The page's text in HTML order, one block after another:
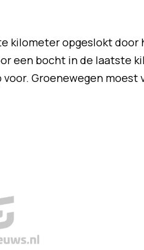
kilometer opgeslokt
een bocht in de laatste
Groenewegen moest